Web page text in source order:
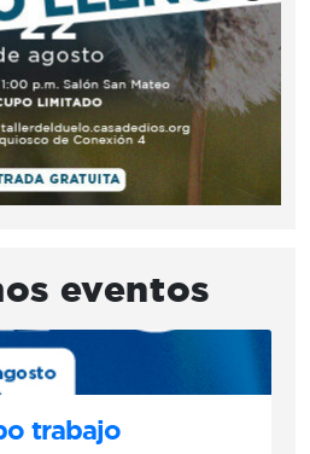
eventos
trabajo